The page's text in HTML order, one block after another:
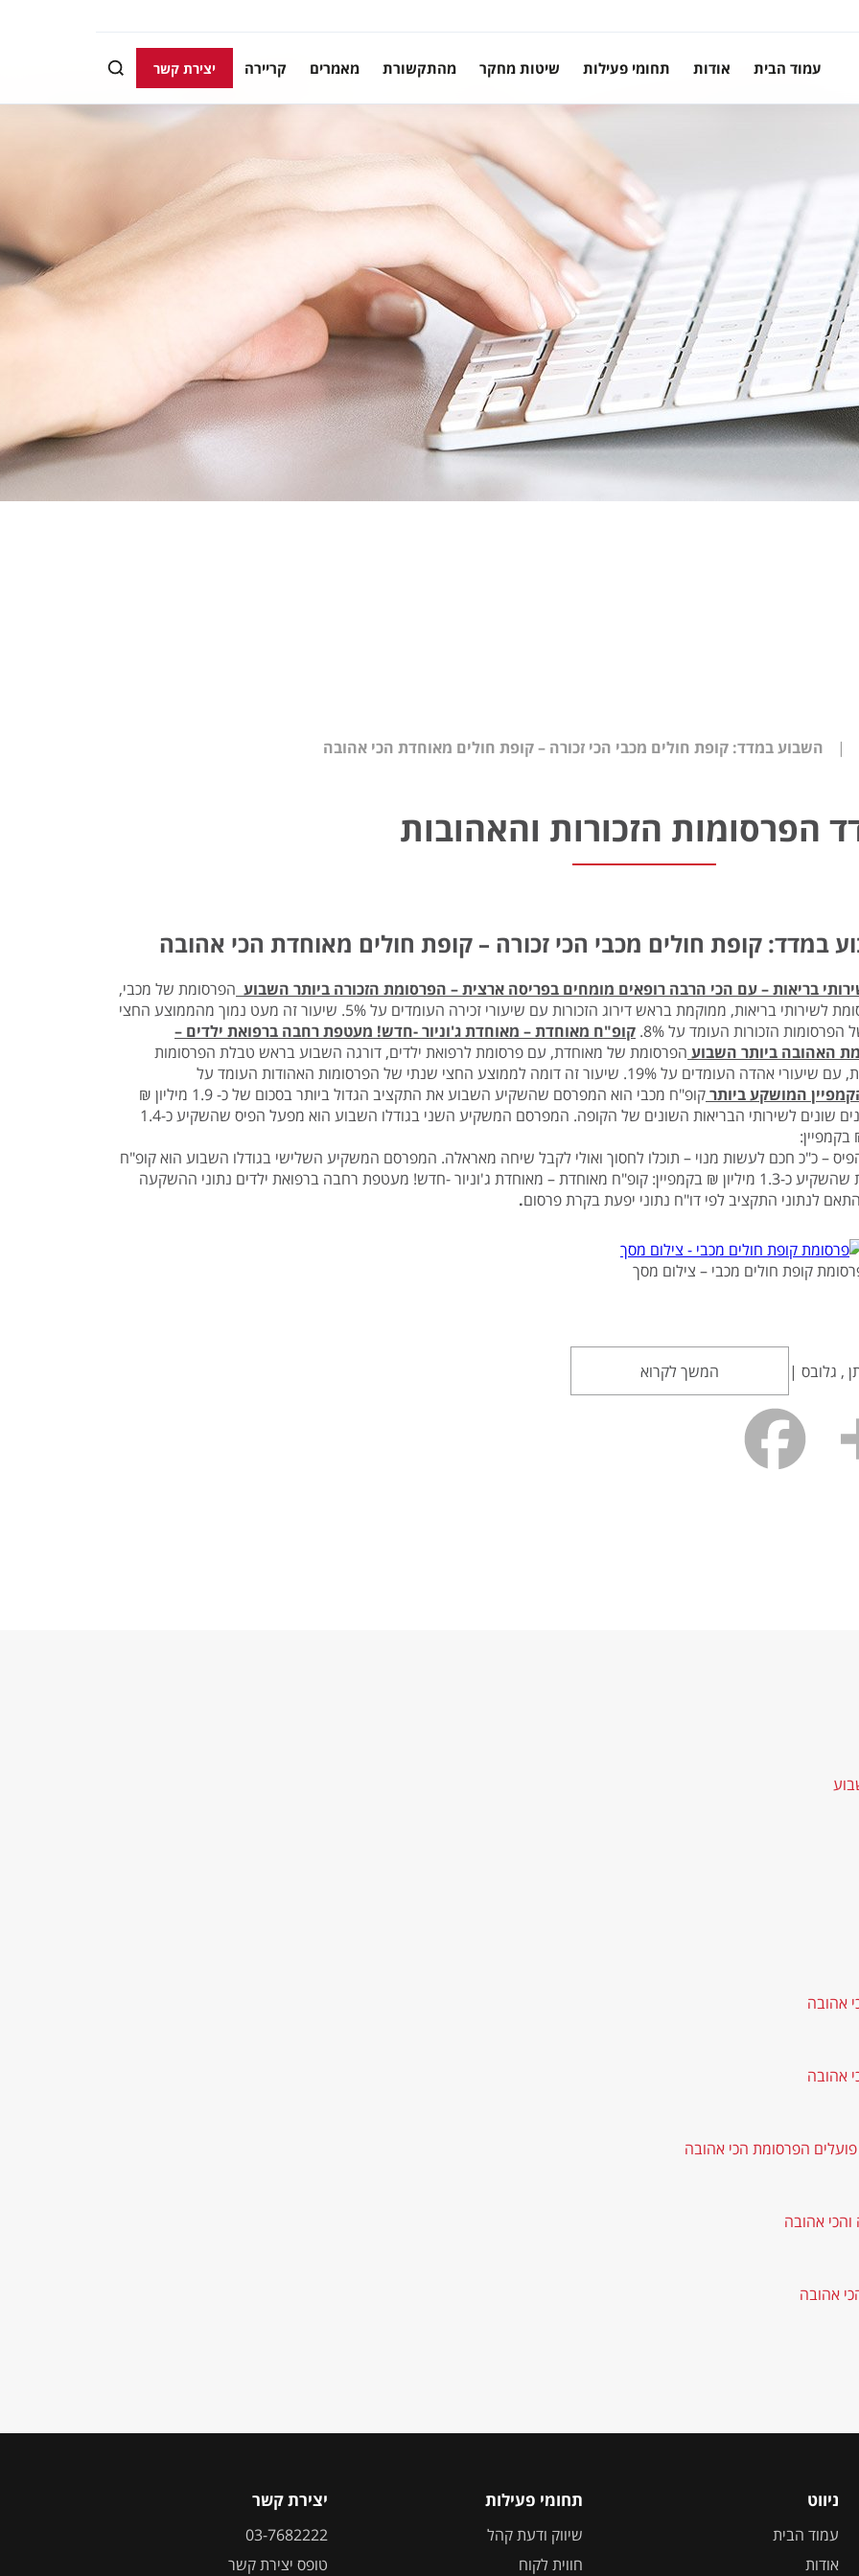
עמוד הבית אודות תחומי פעילות שיטות מחקר מהתקשורת מאמרים קריירה יצירת קשר
| השבוע במדד: קופת חולים מכבי הכי זכורה – קופת חולים מאוחדת הכי אהובה
הפרסומות הזכורות והאהובות
במדד: קופת חולים מכבי הכי זכורה – קופת חולים מאוחדת הכי אהובה
בריאות – עם הכי הרבה רופאים מומחים בפריסה ארצית– הפרסומת הזכורה ביותר השבוע הפרסומת של מכבי,
עם פרסומת לשירותי בריאות, ממוקמת בראש דירוג הזכורות עם שיעורי זכירה העומדים על 5%. שיעור זה מעט נמוך מהממוצע החצי
הפרסומות הזכורות העומד על 8%.
קופ"ח מאוחדת – מאוחדת ג'וניור -חדש! מעטפת רחבה ברפואת ילדים –
האהובה ביותר השבוע הפרסומת של מאוחדת, עם פרסומת לרפואת ילדים, דורגה השבוע בראש טבלת הפרסומות
האהובות, עם שיעורי אהדה העומדים על 19%. שיעור זה דומה לממוצע החצי שנתי של הפרסומות האהודות העומד על
המושקע ביותר
קופ"ח מכבי הוא המפרסם שהשקיע השבוע את התקציב הגדול ביותר בסכום של כ- 1.9 מיליון ₪
בקמפיינים שונים לשירותי הבריאות השונים של הקופה. המפרסם המשקיע השני בגודלו השבוע הוא מפעל הפיס שהשקיע כ-1.4
בקמפיין:
– כ"כ חכם לעשות מנוי – תוכלו לחסוך ואולי לקבל שיחה מאראלה. המפרסם המשקיע השלישי בגודלו השבוע הוא קופ"ח
מאוחדת שהשקיע כ-1.3 מיליון ₪ בקמפיין: קופ"ח מאוחדת – מאוחדת ג'וניור -חדש! מעטפת רחבה ברפואת ילדים נתוני ההשקעה
לנתוני התקציב לפי דו"ח נתוני יפעת בקרת פרסום.
קופת חולים מכבי – צילום מסך
, גלובס | המשך לקרוא
אהובה
אהובה
הפרסומת הכי אהובה
אהובה
אהובה
ניווט
עמוד הבית
אודות
תחומי פעילות
שיווק ודעת קהל
חווית לקוח
יצירת קשר
03-7682222
טופס יצירת קשר